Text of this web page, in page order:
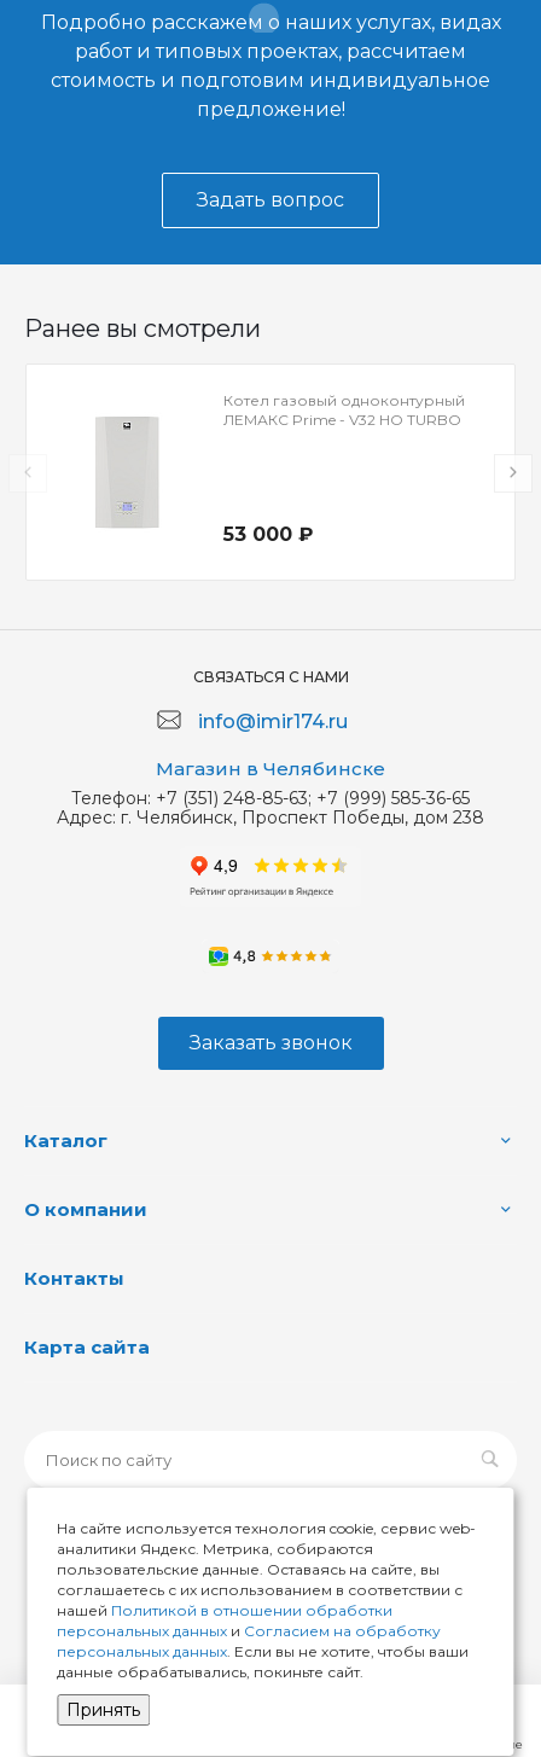
Сравнение
Подробно расскажем о наших услугах, видах
работ и типовых проектах, рассчитаем
стоимость и подготовим индивидуальное
предложение!
Задать вопрос
Ранее вы смотрели
Котел газовый одноконтурный
ЛЕМАКС Prime - V32 НО TURBO
53 000 ₽
СВЯЗАТЬСЯ С НАМИ
info@imir174.ru
Магазин в Челябинске
Телефон: +7 (351) 248-85-63; +7 (999) 585-36-65
Адрес: г. Челябинск, Проспект Победы, дом 238
Заказать звонок
Каталог
О компании
Контакты
Карта сайта
© 2026 ИМИР174, Все права защищены
На сайте используется технология cookie, сервис web-
аналитики Яндекс. Метрика, собираются
пользовательские данные. Оставаясь на сайте, вы
соглашаетесь с их использованием в соответствии с
нашей Политикой в отношении обработки
персональных данных и Согласием на обработку
персональных данных. Если вы не хотите, чтобы ваши
данные обрабатывались, покиньте сайт.
Принять